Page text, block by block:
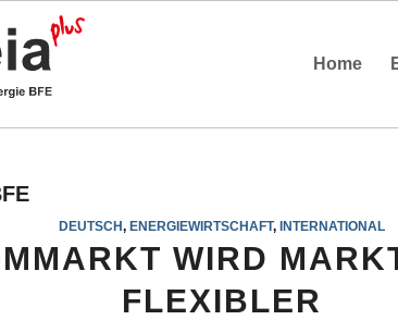
Home
DEUTSCH,ENERGIEWIRTSCHAFT,INTERNATIONAL
WIRD
FLEXIBLER